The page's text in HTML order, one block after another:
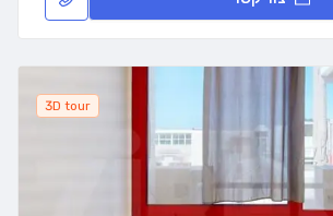
3D tour